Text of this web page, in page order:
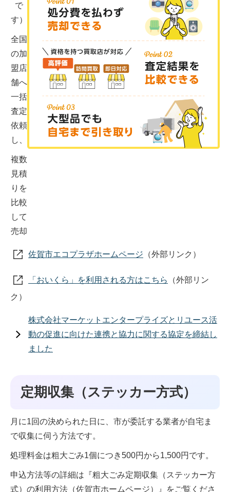
で
す）
全国
の加
盟店
舗へ
一括
査定
依頼
し、
複数
見積
りを
比較
して
売却
佐賀市エコプラザホームページ （外部リンク）
「おいくら」を利用される方はこちら
（外部リン
ク）
株式会社マーケットエンタープライズとリユース活
動の促進に向けた連携と協力に関する協定を締結し
ました
定期収集（ステッカー方式）
月に1回の決められた日に、市が委託する業者が自宅ま
で収集に伺う方法です。
処理料金は粗大ごみ1個につき500円から1,500円です。
申込方法等の詳細は『粗大ごみ定期収集（ステッカー方
式）の利用方法（佐賀市ホームページ）』をご覧くださ